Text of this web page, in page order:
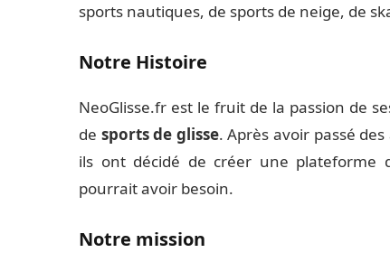
sports nautiques, de sports de neige, de
Notre Histoire
NeoGlisse.fr est le fruit de la passion de
de sports de glisse. Après avoir passé
ils ont décidé de créer une plateforme
pourrait avoir besoin.
Notre mission